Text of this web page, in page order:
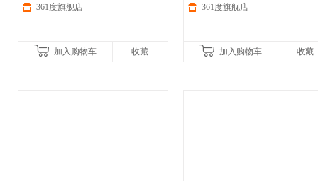
361度旗舰店
加入购物车 收藏
361度旗舰店
加入购物车 收藏